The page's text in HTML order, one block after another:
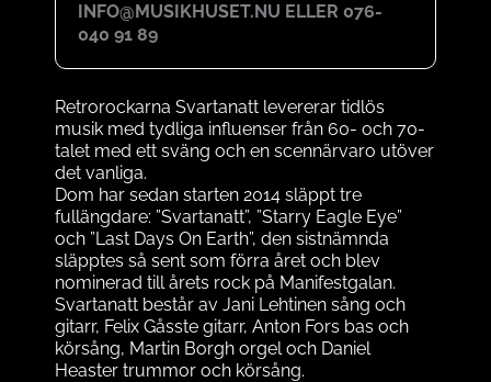
INFO@MUSIKHUSET.NU ELLER 076-
040 91 89
Retrorockarna Svartanatt levererar tidlös
musik med tydliga influenser från 60- och 70-
talet med ett sväng och en scennärvaro utöver
det vanliga.
Dom har sedan starten 2014 släppt tre
fullängdare: ”Svartanatt”, ”Starry Eagle Eye”
och ”Last Days On Earth”, den sistnämnda
släpptes så sent som förra året och blev
nominerad till årets rock på Manifestgalan.
Svartanatt består av Jani Lehtinen sång och
gitarr, Felix Gåsste gitarr, Anton Fors bas och
körsång, Martin Borgh orgel och Daniel
Heaster trummor och körsång.